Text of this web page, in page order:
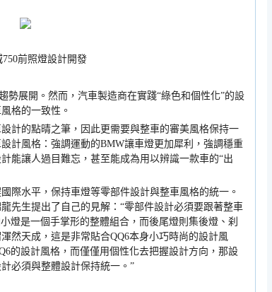
750前照燈設計開發
勢展開。然而，汽車製造商在實踐“綠色和個性化”的設
格的一致性。
計的點晴之筆，因此更需要與整車的審美風格保持一
計風格：強調運動的BMW讓車燈更加犀利，強調穩重
能讓人過目難忘，甚至能成為用以辨識一款車的“出
際水平，保持車燈等零部件設計與整車風格的統一。
先生提出了自己的見解： “零部件設計必須要跟著整車
燈是一個手掌形的整體組合，而後尾燈則集後燈、刹
然天成，這是非常貼合QQ6本身小巧時尚的設計風
的設計風格，而僅僅用個性化去把握設計方向，那設
必須與整體設計保持統一。 ”